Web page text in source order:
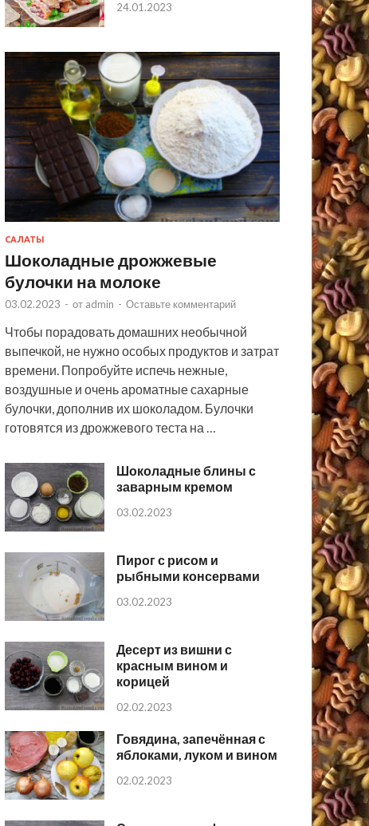
24.01.2023
САЛАТЫ
Шоколадные дрожжевые
булочки на молоке
03.02.2023 - от admin - Оставьте комментарий
Чтобы порадовать домашних необычной
выпечкой, не нужно особых продуктов и затрат
времени. Попробуйте испечь нежные,
воздушные и очень ароматные сахарные
булочки, дополнив их шоколадом. Булочки
готовятся из дрожжевого теста на …
Шоколадные блины с
заварным кремом
03.02.2023
Пирог с рисом и
рыбными консервами
03.02.2023
Десерт из вишни с
красным вином и
корицей
02.02.2023
Говядина, запечённая с
яблоками, луком и вином
02.02.2023